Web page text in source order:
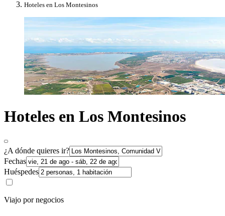
Hoteles en Los Montesinos
Hoteles en Los Montesinos
¿A dónde quieres ir?
Fechas
Huéspedes
Viajo por negocios